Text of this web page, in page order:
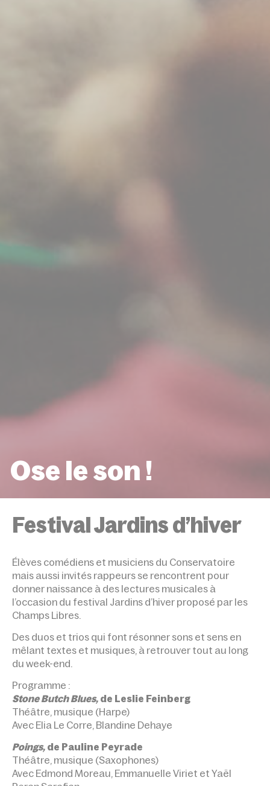
Ose le son !
Festival Jardins d’hiver
Élèves comédiens et musiciens du Conservatoire
mais aussi invités rappeurs se rencontrent pour
donner naissance à des lectures musicales à
l’occasion du festival Jardins d’hiver proposé par les
Champs Libres.
Des duos et trios qui font résonner sons et sens en
mêlant textes et musiques, à retrouver tout au long
du week-end.
Programme :
Stone Butch Blues, de Leslie Feinberg
Théâtre, musique (Harpe)
Avec Elia Le Corre, Blandine Dehaye
Poings, de Pauline Peyrade
Théâtre, musique (Saxophones)
Avec Edmond Moreau, Emmanuelle Viriet et Yaël